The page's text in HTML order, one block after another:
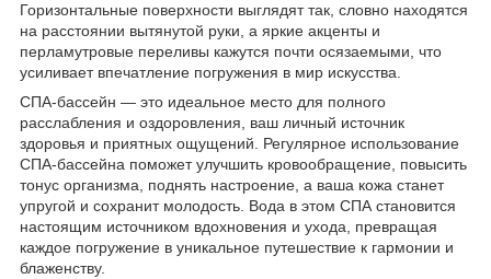
Горизонтальные поверхности выглядят так, словно находятся
на расстоянии вытянутой руки, а яркие акценты и
перламутровые переливы кажутся почти осязаемыми, что
усиливает впечатление погружения в мир искусства.
СПА-бассейн — это идеальное место для полного
расслабления и оздоровления, ваш личный источник
здоровья и приятных ощущений. Регулярное использование
СПА-бассейна поможет улучшить кровообращение, повысить
тонус организма, поднять настроение, а ваша кожа станет
упругой и сохранит молодость. Вода в этом СПА становится
настоящим источником вдохновения и ухода, превращая
каждое погружение в уникальное путешествие к гармонии и
блаженству.